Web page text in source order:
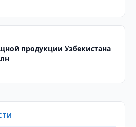
продукции Узбекистана